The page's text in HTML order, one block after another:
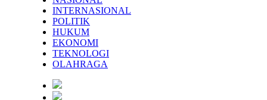
INTERNASIONAL
POLITIK
HUKUM
EKONOMI
TEKNOLOGI
OLAHRAGA